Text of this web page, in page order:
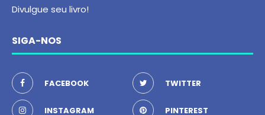
Divulgue seu livro!
SIGA-NOS
FACEBOOK TWITTER
INSTAGRAM PINTEREST